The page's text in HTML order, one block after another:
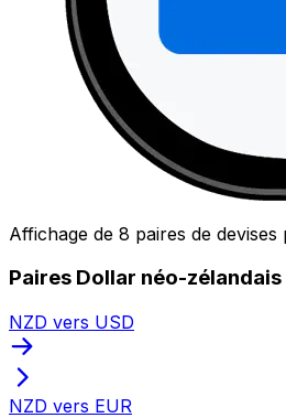
Affichage de 8 paires de devises
Paires Dollar néo-
NZD vers USD
NZD vers EUR